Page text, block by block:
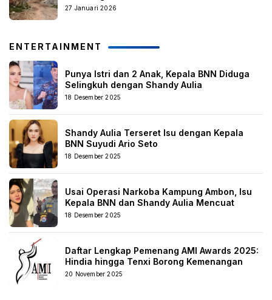
27 Januari 2026
ENTERTAINMENT
Punya Istri dan 2 Anak, Kepala BNN Diduga
Selingkuh dengan Shandy Aulia
18 Desember 2025
Shandy Aulia Terseret Isu dengan Kepala
BNN Suyudi Ario Seto
18 Desember 2025
Usai Operasi Narkoba Kampung Ambon, Isu
Kepala BNN dan Shandy Aulia Mencuat
18 Desember 2025
Daftar Lengkap Pemenang AMI Awards 2025:
Hindia hingga Tenxi Borong Kemenangan
20 November 2025